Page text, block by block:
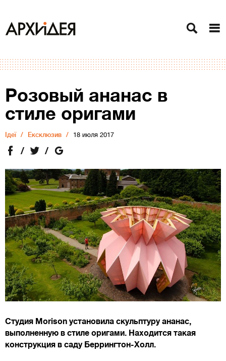
Розовый ананас в
стиле оригами
Ідеї Ексклюзив 18 июля 2017
Студия Morison установила скульптуру ананас,
выполненную в стиле оригами. Находится такая
конструкция в саду Беррингтон-Холл.